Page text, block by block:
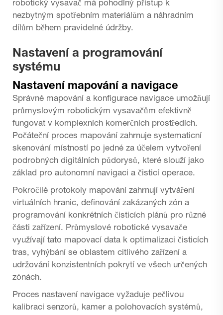
robotický vysavač má pohodlný přístup k
nezbytným spotřebním materiálům a náhradním
dílům během pravidelné údržby.
Nastavení a programování
systému
Nastavení mapování a navigace
Správné mapování a konfigurace navigace umožňují
průmyslovým robotickým vysavačům efektivně
fungovat v komplexních komerčních prostředích.
Počáteční proces mapování zahrnuje systematicní
skenování místností po jedné za účelem vytvoření
podrobných digitálních půdorysů, které slouží jako
základ pro autonomní navigaci a čisticí operace.
Pokročilé protokoly mapování zahrnují vytváření
virtuálních hranic, definování zakázaných zón a
programování konkrétních čisticích plánů pro různé
části zařízení. Průmyslové robotické vysavače
využívají tato mapovací data k optimalizaci čisticích
tras, vyhýbání se oblastem citlivého zařízení a
udržování konzistentních pokrytí ve všech určených
zónách.
Proces nastavení navigace vyžaduje pečlivou
kalibraci senzorů, kamer a polohovacích systémů,